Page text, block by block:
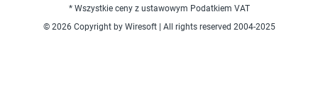
* Wszystkie ceny z ustawowym Podatkiem VAT
© 2026 Copyright by Wiresoft | All rights reserved 2004-2025